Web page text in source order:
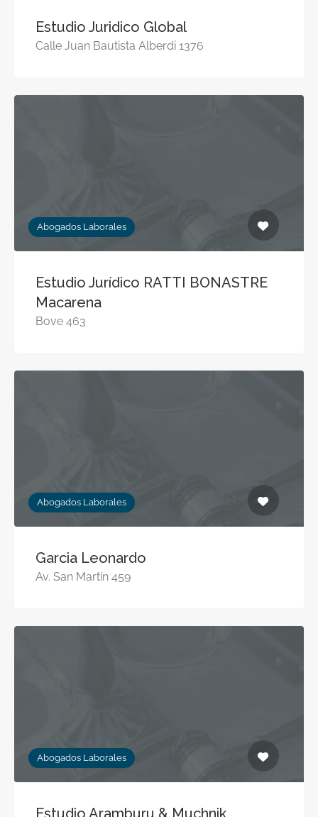
Estudio Juridico Global
Calle Juan Bautista Alberdi 1376
Abogados Laborales
Estudio Jurídico RATTI BONASTRE
Macarena
Bove 463
Abogados Laborales
Garcia Leonardo
Av. San Martín 459
Abogados Laborales
Estudio Aramburu & Muchnik